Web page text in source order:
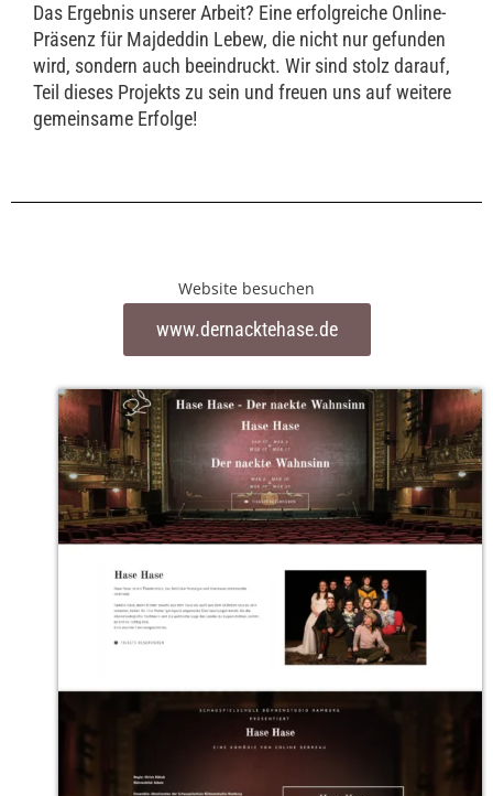
Das Ergebnis unserer Arbeit? Eine erfolgreiche Online-
Präsenz für Majdeddin Lebew, die nicht nur gefunden
wird, sondern auch beeindruckt. Wir sind stolz darauf,
Teil dieses Projekts zu sein und freuen uns auf weitere
gemeinsame Erfolge!
Website besuchen
www.dernacktehase.de